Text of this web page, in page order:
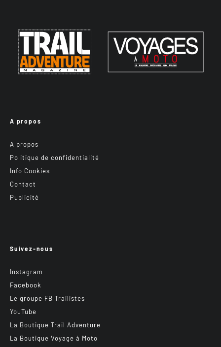
A propos
A propos
Politique de confidentialité
Info Cookies
Contact
Publicité
Suivez-nous
Instagram
Facebook
Le groupe FB Trailistes
YouTube
La Boutique Trail Adventure
La Boutique Voyage à Moto